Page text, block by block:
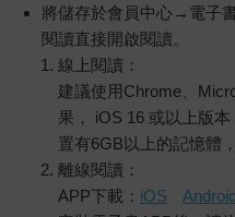
將儲存於會員中心→電子
閱讀直接開啟閱讀。
線上閱讀：
建議使用Chrome、
果， iOS 16 或以上版
置有6GB以上的記憶體
離線閱讀：
APP下載： iOS
Android